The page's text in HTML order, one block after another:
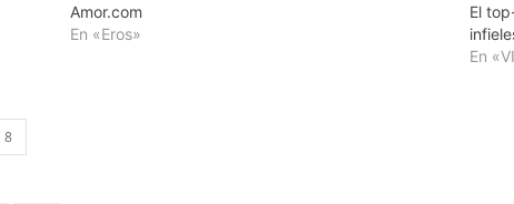
Amor.com
En «Eros»
El
En
8